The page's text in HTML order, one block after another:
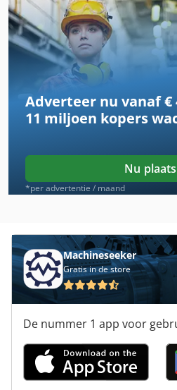
Axa Vhc
Axa Vsc
Axa Vsc 1
Bandzaag
Biax
Ctf
Eisele Vms
Hitachi
Hitachi Zaxis
Ixion
Ixion Baz 325
Machine Zaag
Adverteer nu vanaf €
11 miljoen kopers
Nu
*per advertentie / maand
Machineseeker
Gratis in de store
De nummer 1 app voor